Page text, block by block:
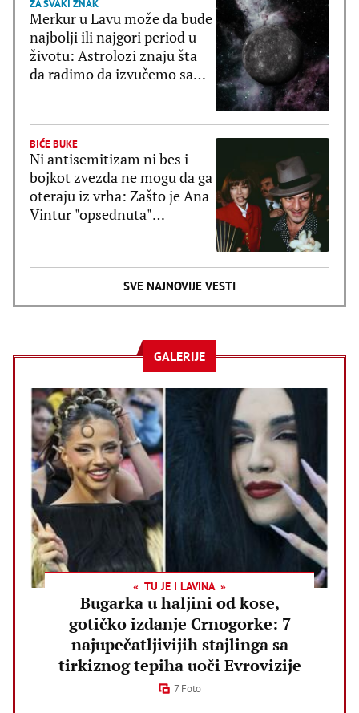
ZA SVAKI ZNAK
Merkur u Lavu može da bude
najbolji ili najgori period u
životu: Astrolozi znaju šta
da radimo da izvučemo samo
BIĆE BUKE
Ni antisemitizam ni bes i
bojkot zvezda ne mogu da ga
oteraju iz vrha: Zašto je Ana
Vintur "opsednuta"
SVE NAJNOVIJE VESTI
GALERIJE
TU JE I LAVINA
Bugarka u haljini od kose,
gotičko izdanje Crnogorke: 7
najupečatljivijih stajlinga sa
tirkiznog tepiha uoči Evrovizije
7 Foto